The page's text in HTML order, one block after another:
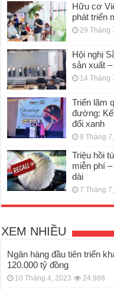
Hữu cơ
phát triển
29 Tháng
Hội nghị
sản xuất
14 Tháng
Triển lãm
đường:
đổi xanh
8 Tháng
Triệu hồi
miễn phí
dài
7 Tháng
XEM NHIỀU
Ngân hàng đầu tiên triển
120.000 tỷ đồng
10 Tháng 4, 2023 24,988